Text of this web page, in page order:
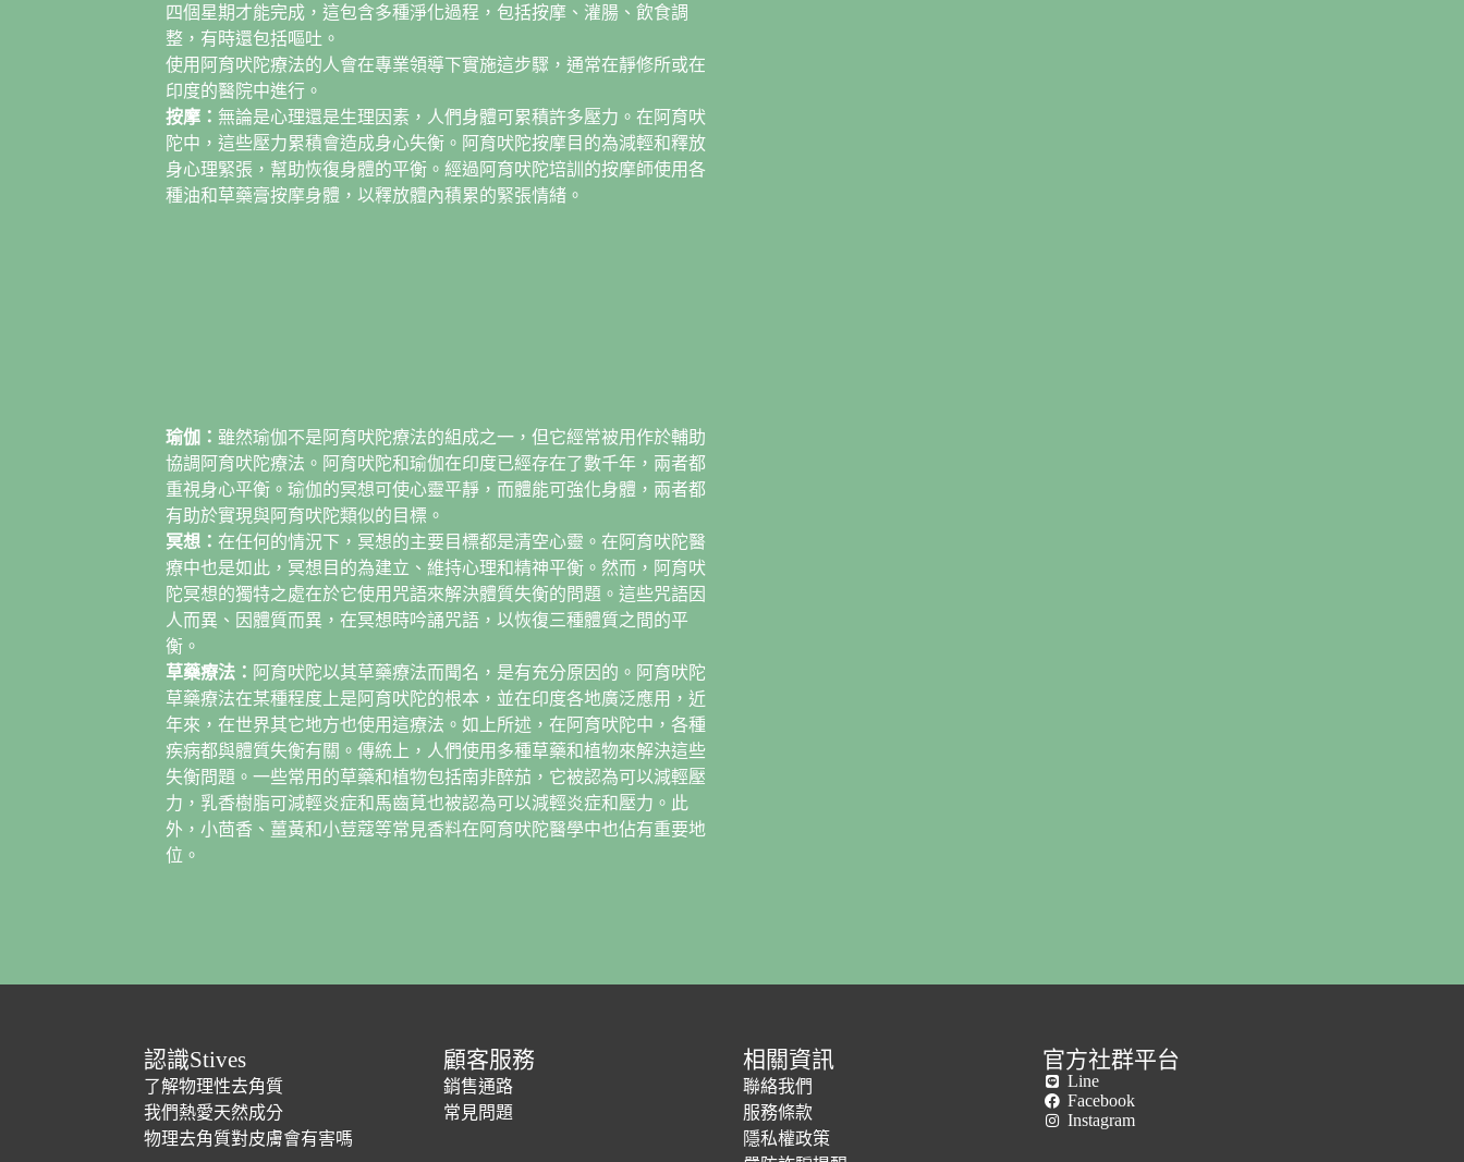
四個星期才能完成，這包含多種淨化過程，包括按摩、灌腸、飲食調
整，有時還包括嘔吐。
使用阿育吠陀療法的人會在專業領導下實施這步驟，通常在靜修所或在
印度的醫院中進行。
按摩： 無論是心理還是生理因素，人們身體可累積許多壓力。在阿育吠
陀中，這些壓力累積會造成身心失衡。阿育吠陀按摩目的為減輕和釋放
身心理緊張，幫助恢復身體的平衡。經過阿育吠陀培訓的按摩師使用各
種油和草藥膏按摩身體，以釋放體內積累的緊張情緒。
瑜伽： 雖然瑜伽不是阿育吠陀療法的組成之一，但它經常被用作於輔助
協調阿育吠陀療法。阿育吠陀和瑜伽在印度已經存在了數千年，兩者都
重視身心平衡。瑜伽的冥想可使心靈平靜，而體能可強化身體，兩者都
有助於實現與阿育吠陀類似的目標。
冥想： 在任何的情況下，冥想的主要目標都是清空心靈。在阿育吠陀醫
療中也是如此，冥想目的為建立、維持心理和精神平衡。然而，阿育吠
陀冥想的獨特之處在於它使用咒語來解決體質失衡的問題。這些咒語因
人而異、因體質而異，在冥想時吟誦咒語，以恢復三種體質之間的平
衡。
草藥療法： 阿育吠陀以其草藥療法而聞名，是有充分原因的。阿育吠陀
草藥療法在某種程度上是阿育吠陀的根本，並在印度各地廣泛應用，近
年來，在世界其它地方也使用這療法。如上所述，在阿育吠陀中，各種
疾病都與體質失衡有關。傳統上，人們使用多種草藥和植物來解決這些
失衡問題。一些常用的草藥和植物包括南非醉茄，它被認為可以減輕壓
力，乳香樹脂可減輕炎症和馬齒莧也被認為可以減輕炎症和壓力。此
外，小茴香、薑黃和小荳蔻等常見香料在阿育吠陀醫學中也佔有重要地
位。
認識Stives
了解物理性去角質
我們熱愛天然成分
物理去角質對皮膚會有害嗎
顧客服務
銷售通路
常見問題
相關資訊
聯絡我們
服務條款
隱私權政策
官方社群平台
Line
Facebook
Instagram